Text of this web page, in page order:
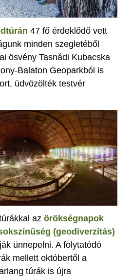
47 fő érdeklődő vett
minden szegletéből
ösvény Tasnádi Kubacska
Balaton Geoparkból is
üdvözölték testvér
az örökségnapok
(geodiverzitás)
ünnepelni. A folytatódó
mellett októbertől a
túrák is újra